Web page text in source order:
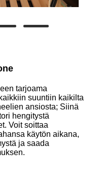
tarjoama
suuntiin kaikilta
ansiosta; Siinä
hengitystä
Voit soittaa
käytön aikana,
ja saada